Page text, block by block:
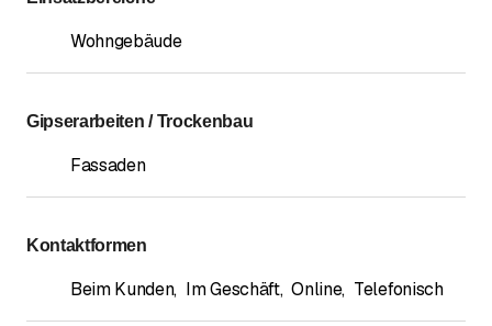
Wohngebäude
Gipserarbeiten / Trockenbau
Fassaden
Kontaktformen
Beim Kunden, Im Geschäft, Online, Telefonisch